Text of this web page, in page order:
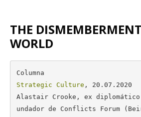
THE
WORLD
Strategic Culture , 20.07.2020
Alastair Crooke, ex
undador de Conflicts Forum